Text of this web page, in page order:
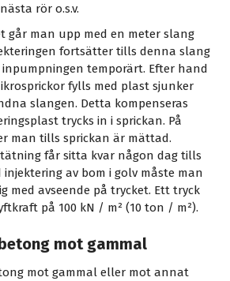
rör o.s.v.
går man upp med en meter slang
fortsätter tills denna slang
temporärt. Efter hand
fylls med plast sjunker
slangen. Detta kompenseras
trycks in i sprickan. På
man tills sprickan är mättad.
får sitta kvar någon dag tills
av bom i golv måste man
med avseende på trycket. Ett tryck
på 100 kN / m² (10 ton / m²).
mot gammal
mot gammal eller mot annat